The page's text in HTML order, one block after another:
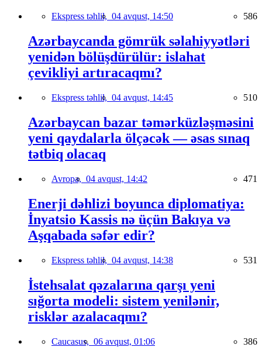
Ekspress təhlil, 04 avqust, 14:50 586
Azərbaycanda gömrük səlahiyyətləri
yenidən bölüşdürülür: islahat
çevikliyi artıracaqmı?
Ekspress təhlil, 04 avqust, 14:45 510
Azərbaycan bazar təmərküzləşməsini
yeni qaydalarla ölçəcək — əsas sınaq
tətbiq olacaq
Avropa, 04 avqust, 14:42 471
Enerji dəhlizi boyunca diplomatiya:
İnyatsio Kassis nə üçün Bakıya və
Aşqabada səfər edir?
Ekspress təhlil, 04 avqust, 14:38 531
İstehsalat qəzalarına qarşı yeni
sığorta modeli: sistem yenilənir,
risklər azalacaqmı?
Caucasus, 06 avqust, 01:06 386